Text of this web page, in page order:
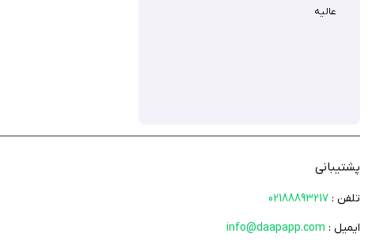
عالیه
پشتیبانی
تلفن : 02188893217
ایمیل : info@daapapp.com